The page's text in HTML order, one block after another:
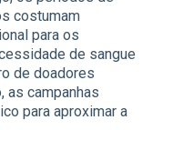
costumam
para os
de sangue
de doadores
as campanhas
para aproximar a